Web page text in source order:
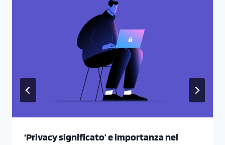
‘Privacy significato’ e importanza nel